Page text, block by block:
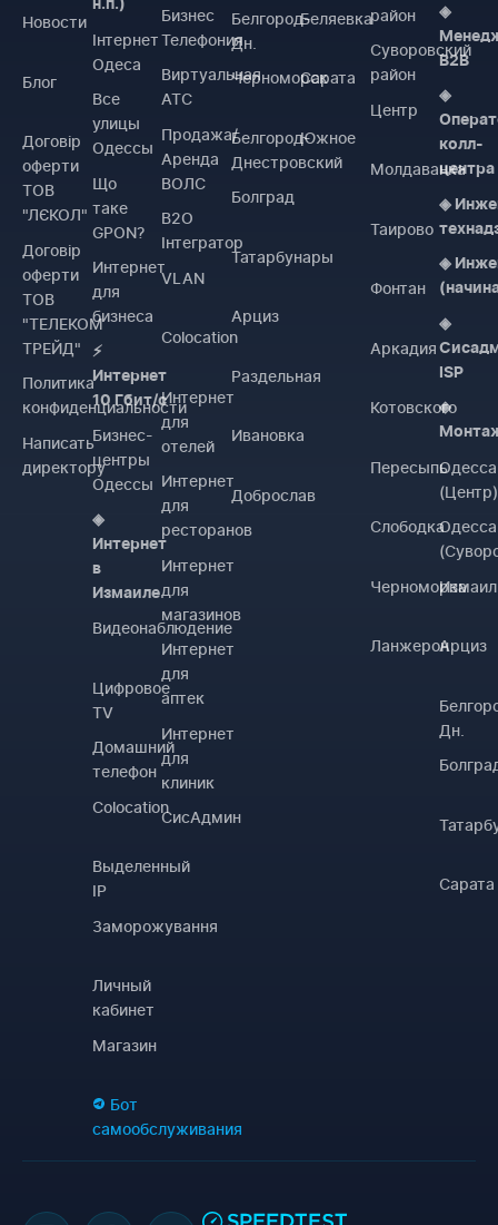
Новости
Блог
Договiр
оферти
ТОВ
"ЛЄКОЛ"
Договiр
оферти
ТОВ
"ТЕЛЕКОМ
ТРЕЙД"
Политика
конфиденциальности
Написать
директору
н.п.)
Інтернет
Одеса
Все
улицы
Одессы
Що
таке
GPON?
Интернет
для
бизнеса
⚡
Интернет
10 Гбит/с
Бизнес-
центры
Одессы
◈
Интернет
в
Измаиле
Видеонаблюдение
Цифровое
TV
Домашний
телефон
Colocation
Выделенный
IP
Заморожування
Личный
кабинет
Магазин
Бот
самообслуживания
Бизнес
Телефония
Виртуальная
АТС
Продажа/
Аренда
ВОЛС
B2O
Інтегратор
VLAN
Colocation
Интернет
для
отелей
Интернет
для
ресторанов
Интернет
для
магазинов
Интернет
для
аптек
Интернет
для
клиник
СисАдмин
Белгород-
Дн.
Черноморск
Белгород-
Днестровский
Болград
Татарбунары
Арциз
Раздельная
Ивановка
Доброслав
Беляевка
Сарата
Южное
район
Суворовский
район
Центр
Молдаванка
Таирово
Фонтан
Аркадия
Котовского
Пересыпь
Слободка
Черноморка
Ланжерон
◈
B2B
◈
колл-
центра
◈
◈
◈
ISP
◈
Одесса
(Центр)
Одесса
Измаил
Арциз
Дн.
Сарата